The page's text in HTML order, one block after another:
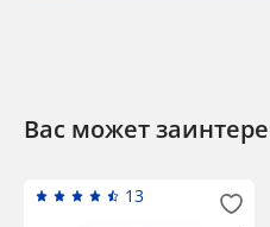
Вас может
13